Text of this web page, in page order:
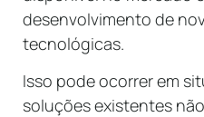
desenvolvimento de
tecnológicas.
Isso pode ocorrer em
soluções existentes